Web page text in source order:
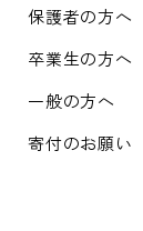
保護者の方へ
卒業生の方へ
一般の方へ
寄付のお願い